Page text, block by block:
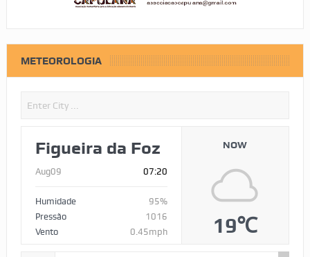
METEOROLOGIA
Figueira da Foz
Aug09 07:20
Humidade
95%
Pressão
1016
Vento
0.45mph
NOW
19℃